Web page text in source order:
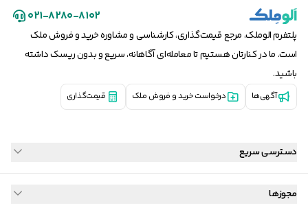
۰۲۱-۸۲۸۰-۸۱۰۲
پلتفرم الوملک، مرجع قیمت‌گذاری، کارشناسی و مشاوره خرید و فروش ملک
است. ما در کنارتان هستیم تا معامله‌ای آگاهانه، سریع و بدون ریسک داشته
باشید.
آگهی‌ها درخواست خرید و فروش ملک قیمت‌گذاری
دسترسی سریع
مجوزها